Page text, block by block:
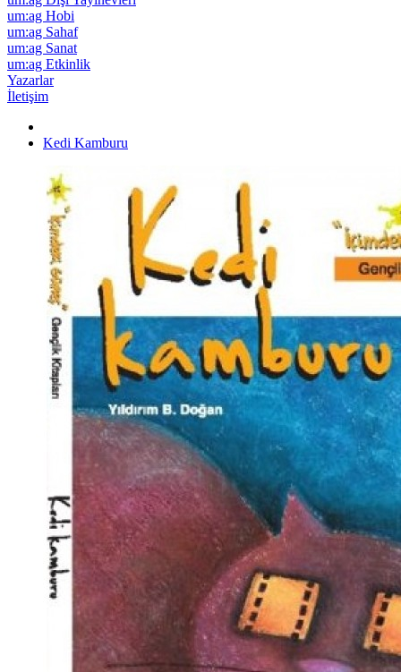
um:ag Hobi
um:ag Sahaf
um:ag Sanat
um:ag Etkinlik
Yazarlar
İletişim
Kedi Kamburu